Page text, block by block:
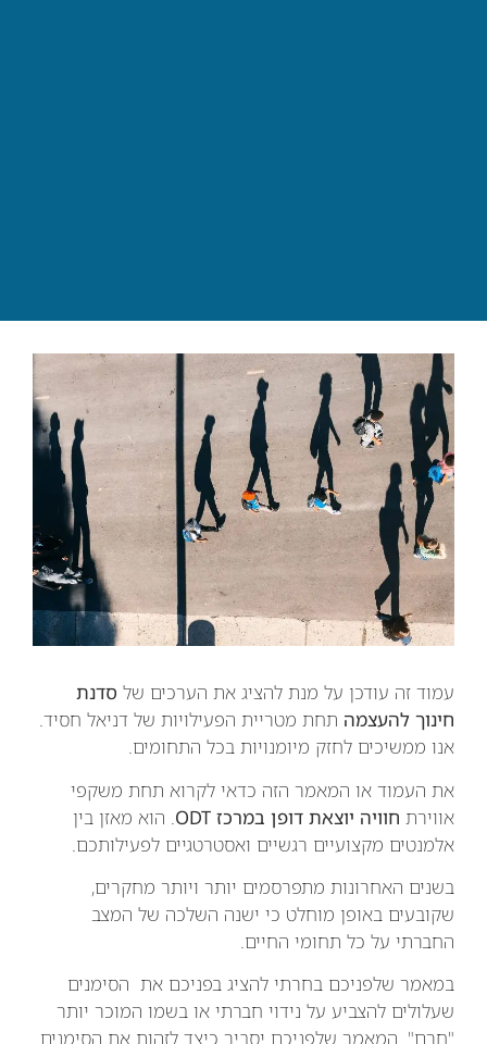
עמוד זה עודכן על מנת להציג את הערכים של סדנת
חינוך להעצמה תחת מטריית הפעילויות של דניאל חסיד.
אנו ממשיכים לחזק מיומנויות בכל התחומים.
את העמוד או המאמר הזה כדאי לקרוא תחת משקפי
אווירת חוויה יוצאת דופן במרכז ODT
. הוא מאזן בין
אלמנטים מקצועיים רגשיים ואסטרטגיים לפעילותכם.
בשנים האחרונות מתפרסמים יותר ויותר מחקרים,
שקובעים באופן מוחלט כי ישנה השלכה של המצב
החברתי על כל תחומי החיים.
במאמר שלפניכם בחרתי להציג בפניכם את הסימנים
שעלולים להצביע על נידוי חברתי או בשמו המוכר יותר
"חרם". המאמר שלפניכם יסביר כיצד לזהות את הסימנים